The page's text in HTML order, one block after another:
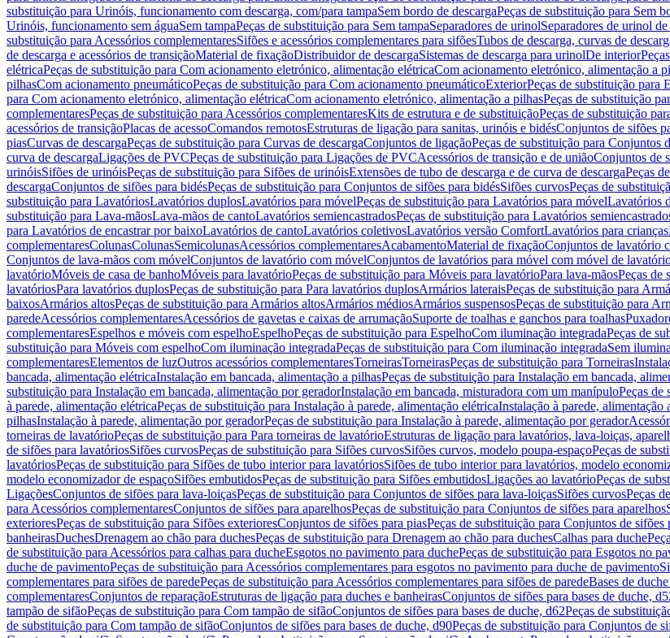
substituição para Urinóis, funcionamento com descarga, com/para tampaSem bordo de descargaPeças de substituição para Sem
Urinóis, funcionamento sem águaSem tampaPeças de substituição para Sem tampaSeparadores de urinolSeparadores de urinol
substituição para Acessórios complementaresSifões e acessórios complementares para sifõesTubos de descarga, curvas de
de descarga e acessórios de transiçãoMaterial de fixaçãoDistribuidor de descargaSistemas de descarga para urinolDe interior
elétricaPeças de substituição para Com acionamento eletrónico, alimentação elétricaCom acionamento eletrónico, alimentação a
pilhasCom acionamento pneumáticoPeças de substituição para Com acionamento pneumáticoExteriorPeças de substituição para
para Com acionamento eletrónico, alimentação elétricaCom acionamento eletrónico, alimentação a pilhasPeças de substituição
complementaresPeças de substituição para Acessórios complementaresKits de estrutura e de substituiçãoPeças de substituição
acessórios de transiçãoPlacas de acessoComandos remotosEstruturas de ligação para sanitas, urinóis e bidésConjuntos de sifões
piasCurvas de descargaPeças de substituição para Curvas de descargaConjuntos de ligaçãoPeças de substituição para Conjuntos
curva de descargaLigações de PVCPeças de substituição para Ligações de PVCAcessórios de transição e de uniãoConjuntos de
urinóisSifões de urinóisPeças de substituição para Sifões de urinóisExtensões de tubo de descarga e de curva de descargaPeças
descargaConjuntos de sifões para bidésPeças de substituição para Conjuntos de sifões para bidésSifões curvosPeças de
substituição para LavatóriosLavatórios duplosLavatórios para móvelPeças de substituição para Lavatórios para móvelLavatórios
substituição para Lava-mãosLava-mãos de cantoLavatórios semiencastradosPeças de substituição para Lavatórios
para Lavatórios de encastrar por baixoLavatórios de cantoLavatórios coletivosLavatórios versão ComfortLavatórios para crianças
complementaresColunasColunasSemicolunasAcessórios complementaresAcabamentoMaterial de fixaçãoConjuntos de lavatório
Conjuntos de lava-mãos com móvelConjuntos de lavatório com móvelConjuntos de lavatórios para móvel com móvel de
lavatórioMóveis de casa de banhoMóveis para lavatórioPeças de substituição para Móveis para lavatórioPara lava-mãosPeças de
lavatóriosPara lavatórios duplosPeças de substituição para Para lavatórios duplosArmários lateraisPeças de substituição para
baixosArmários altosPeças de substituição para Armários altosArmários médiosArmários suspensosPeças de substituição para
paredeAcessórios complementaresAcessórios de gavetas e caixas de arrumaçãoSuporte de toalhas e ganchos para toalhas
complementaresEspelhos e móveis com espelhoEspelhoPeças de substituição para EspelhoCom iluminação integradaPeças de
substituição para Móveis com espelhoCom iluminação integradaPeças de substituição para Com iluminação integradaSem
complementaresElementos de luzOutros acessórios complementaresTorneirasTorneirasPeças de substituição para Torneiras
bancada, alimentação elétricaInstalação em bancada, alimentação a pilhasPeças de substituição para Instalação em bancada,
substituição para Instalação em bancada, alimentação por geradorInstalação em bancada, misturadora com um manípuloPeças de
à parede, alimentação elétricaPeças de substituição para Instalação à parede, alimentação elétricaInstalação à parede, alimentação
pilhasInstalação à parede, alimentação por geradorPeças de substituição para Instalação à parede, alimentação por gerador
torneiras de lavatórioPeças de substituição para Para torneiras de lavatórioEstruturas de ligação para lavatórios, lava-loiças,
de sifões para lavatóriosSifões curvosPeças de substituição para Sifões curvosSifões curvos, modelo poupa-espaçoPeças de
lavatóriosPeças de substituição para Sifões de tubo interior para lavatóriosSifões de tubo interior para lavatórios, modelo
modelo economizador de espaçoSifões embutidosPeças de substituição para Sifões embutidosLigações ao lavatórioPeças de
LigaçõesConjuntos de sifões para lava-loiçasPeças de substituição para Conjuntos de sifões para lava-loiçasSifões curvosPeças
para Acessórios complementaresConjuntos de sifões para aparelhosPeças de substituição para Conjuntos de sifões para aparelhos
exterioresPeças de substituição para Sifões exterioresConjuntos de sifões para piasPeças de substituição para Conjuntos de sifões
banheirasDuchesDrenagem ao chão para duchesPeças de substituição para Drenagem ao chão para duchesCalhas para duche
de substituição para Acessórios para calhas para ducheEsgotos no pavimento para duchePeças de substituição para Esgotos no
duche de pavimentoPeças de substituição para Acessórios complementares para esgotos no pavimento para duche de pavimento
complementares para sifões de paredePeças de substituição para Acessórios complementares para sifões de paredeBases de
complementaresConjuntos de reparaçãoEstruturas de ligação para duches e banheirasConjuntos de sifões para bases de duche,
tampão de sifãoPeças de substituição para Com tampão de sifãoConjuntos de sifões para bases de duche, d62Peças de
de substituição para Com tampão de sifãoConjuntos de sifões para bases de duche, d90Peças de substituição para Conjuntos de